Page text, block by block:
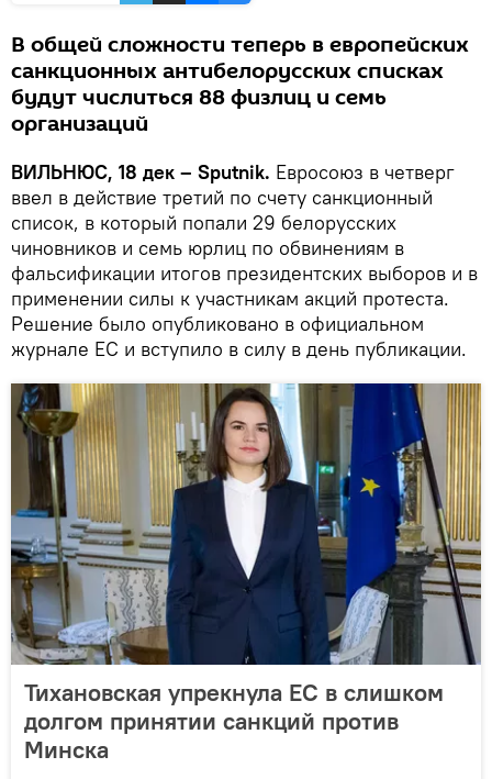
В общей сложности теперь в европейских
санкционных антибелорусских списках
будут числиться 88 физлиц и семь
организаций
ВИЛЬНЮС, 18 дек – Sputnik. Евросоюз в четверг
ввел в действие третий по счету санкционный
список, в который попали 29 белорусских
чиновников и семь юрлиц по обвинениям в
фальсификации итогов президентских выборов и в
применении силы к участникам акций протеста.
Решение было опубликовано в официальном
журнале ЕС и вступило в силу в день публикации.
Тихановская упрекнула ЕС в слишком
долгом принятии санкций против
Минска